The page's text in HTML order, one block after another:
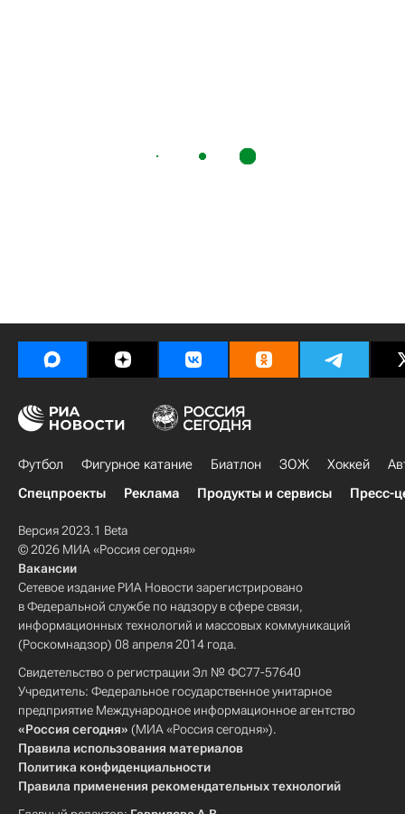
Футбол Фигурное катание Биатлон ЗОЖ Хоккей
Спецпроекты
Реклама Продукты и сервисы Пресс-
Версия 2023.1 Beta
© 2026 МИА «Россия сегодня»
Вакансии
Сетевое издание РИА Новости зарегистрировано
в Федеральной службе по надзору в сфере связи,
информационных технологий и массовых коммуникаций
(Роскомнадзор) 08 апреля 2014 года.
Свидетельство о регистрации Эл № ФС77-57640
Учредитель: Федеральное государственное унитарное
предприятие Международное информационное агентство
«Россия сегодня» (МИА «Россия сегодня»).
Правила использования материалов
Политика конфиденциальности
Правила применения рекомендательных технологий